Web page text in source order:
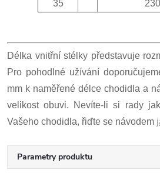
35
Délka vnitřní stélky představuje
Pro pohodlné užívání
mm k naměřené délce chodidla a
velikost obuvi. Nevíte-li si rady
Vašeho chodidla, řiďte se návodem
Parametry produktu